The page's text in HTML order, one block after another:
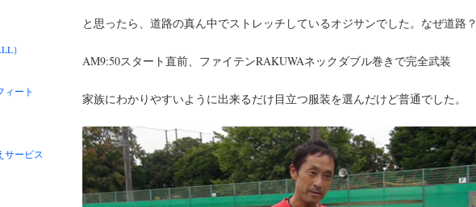
と思ったら、道路の真ん中でストレッチしているオジサンでした。なぜ道路？
AM9:50スタート直前、ファイテンRAKUWAネックダブル巻きで完全武装
家族にわかりやすいように出来るだけ目立つ服装を選んだけど普通でした。
）
ィート
サービス